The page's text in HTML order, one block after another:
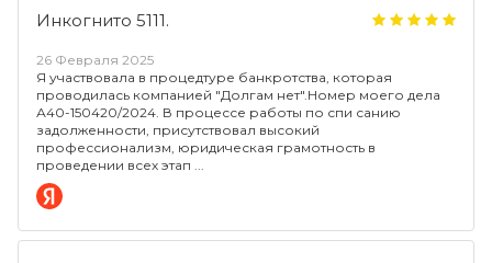
Инкогнито 5111.
26 Февраля 2025
Я участвовала в процедтуре банкротства, которая
проводилась компанией "Долгам нет".Номер моего дела
А40-150420/2024. В процессе работы по спи санию
задолженности, присутствовал высокий
профессионализм, юридическая грамотность в
проведении всех этап